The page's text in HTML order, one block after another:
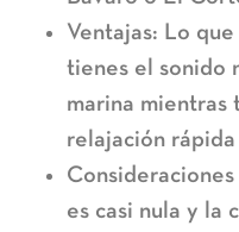
Ventajas: Lo
tienes el sonido
marina mientras
relajación
es casi nula y la